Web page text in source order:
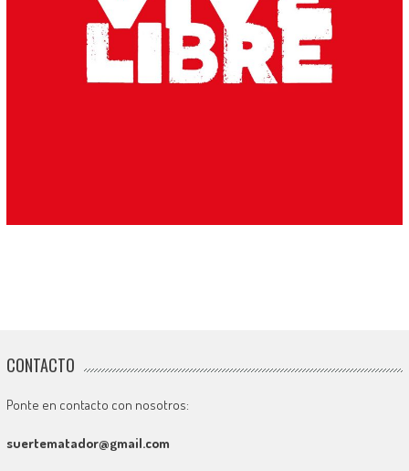
CONTACTO
Ponte en contacto con nosotros:
suertematador@gmail.com